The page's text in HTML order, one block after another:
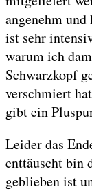
angenehm
ist sehr
warum ich
Schwarzkopf
verschmiert
gibt ein
Leider das
enttäuscht bin
geblieben ist